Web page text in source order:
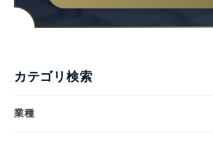
カテゴリ検索
業種